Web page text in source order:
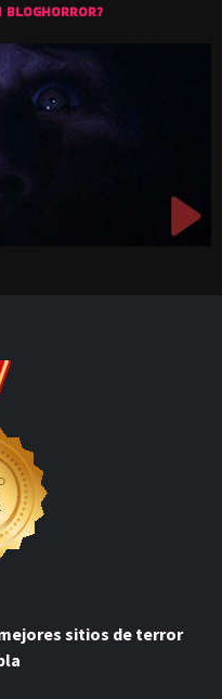
sitios de terror